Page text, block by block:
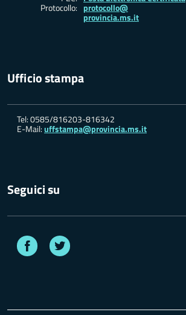
Protocollo: protocollo@
provincia.ms.it
Ufficio stampa
Tel: 0585/816203-816342
E-Mail:uffstampa@provincia.ms.it
Seguici su
Facebook